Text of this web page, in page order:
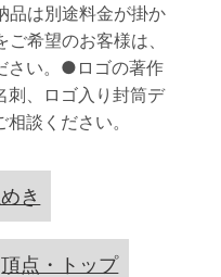
品は別途料金が掛か
希望のお客様は、
さい。●ロゴの著作
刺、ロゴ入り封筒デ
談ください。
き
頂点・トップ